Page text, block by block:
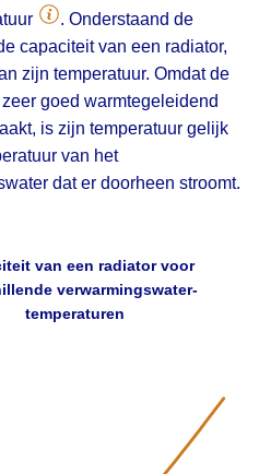
. Onderstaand de
capaciteit van een radiator,
zijn temperatuur. Omdat de
goed warmtegeleidend
is zijn temperatuur gelijk
van het
dat er doorheen stroomt.
van een radiator voor
verwarmingswater-
temperaturen